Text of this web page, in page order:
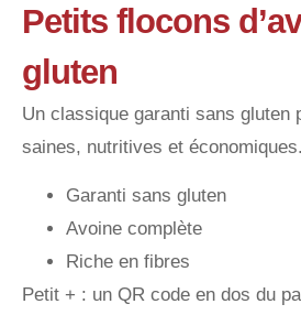
Petits flocons
gluten
Un classique garanti sans gluten
saines, nutritives et économiques.
Garanti sans gluten
Avoine complète
Riche en fibres
Petit + : un QR code en dos du